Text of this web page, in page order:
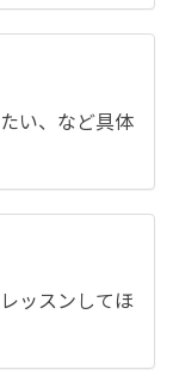
い、など具体
ッスンしてほ